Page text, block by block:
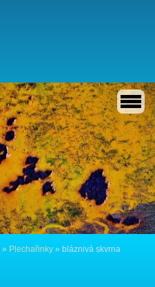
» Plechařinky » bláznivá skvrna